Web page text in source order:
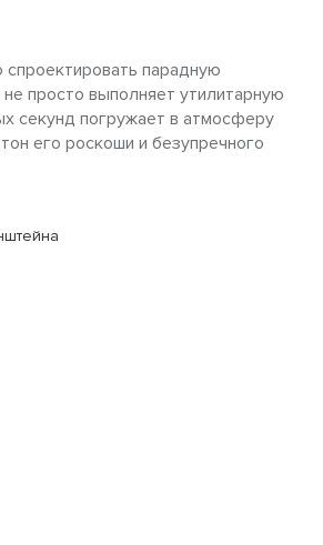
парадную
просто выполняет утилитарную
секунд погружает в атмосферу
его роскоши и безупречного